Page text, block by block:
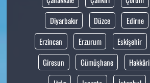
Diyarbakır
Düzce Edirne
Erzincan
Erzurum Eskişehir
Giresun
Gümüşhane Hakkâri